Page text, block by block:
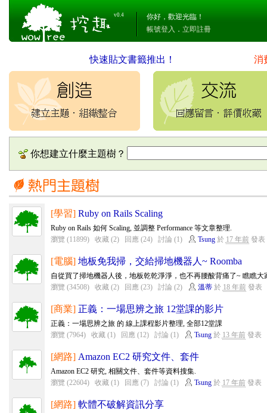
v0.4
你好，歡迎光臨！
帳號登入 ． 立即註冊
快速貼文書籤推出！ 消
你想建立什麼主題樹？
[學習] Ruby on Rails Scaling
Ruby on Rails 如何 Scaling, 並調整 Performance 等文章整理.
瀏覽 (11899)
收藏 (2) 回應 (24) 討論 (1) Tsung於 17 年前發表
[電腦] 地板免我掃，交給掃地機器人~ Roomba
自從買了掃地機器人後，地板乾乾淨淨，也不再腰酸背痛了~ 瞧瞧大
瀏覽 (34508)
收藏 (2) 回應 (23) 討論 (2) 溫蒂於 18 年前發表
[商業] 正義：一場思辨之旅 12堂課的影片
正義：一場思辨之旅 的 線上課程影片整理, 全部12堂課
瀏覽 (7964)
收藏 (1) 回應 (12) 討論 (1) Tsung於 13 年前發表
[網路] Amazon EC2 研究文件、套件
Amazon EC2 研究, 相關文件、套件等資料搜集.
瀏覽 (22604)
收藏 (1) 回應 (7) 討論 (1) Tsung於 17 年前發表
[網路] 軟體不破解資訊分享